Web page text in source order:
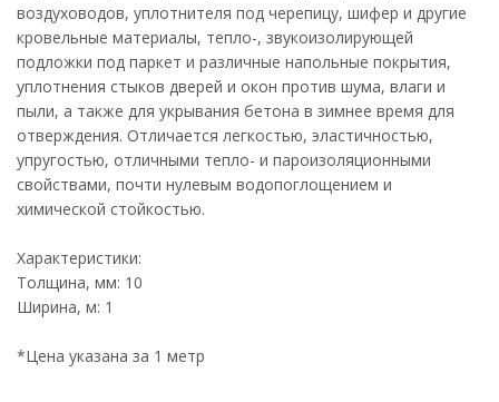
воздуховодов, уплотнителя под черепицу, шифер и другие
кровельные материалы, тепло-, звукоизолирующей
подложки под паркет и различные напольные покрытия,
уплотнения стыков дверей и окон против шума, влаги и
пыли, а также для укрывания бетона в зимнее время для
отверждения. Отличается легкостью, эластичностью,
упругостью, отличными тепло- и пароизоляционными
свойствами, почти нулевым водопоглощением и
химической стойкостью.
Характеристики:
Толщина, мм: 10
Ширина, м: 1
*Цена указана за 1 метр